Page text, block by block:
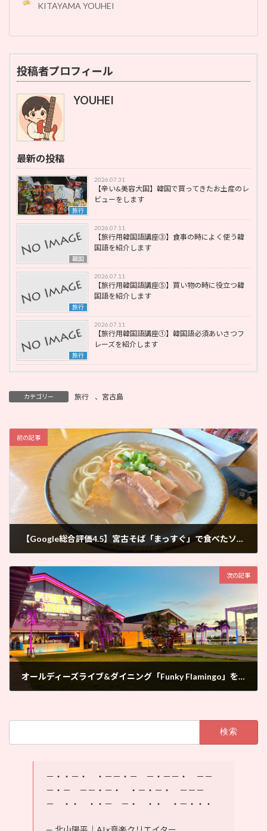
KITAYAMA YOUHEI
投稿者プロフィール
YOUHEI
最新の投稿
旅行
2026.07.31
【辛い&美容大国】韓国で買ってきたお土産のレ
ビューをします
韓国
2026.07.11
【旅行用韓国語講座③】食事の時によく使う韓
国語を紹介します
旅行
2026.07.11
【旅行用韓国語講座⑤】買い物の時に役立つ韓
国語を紹介します
旅行
2026.07.11
【旅行用韓国語講座①】韓国語必須あいさつフ
レーズを紹介します
カテゴリー 旅行 、 宮古島
前の記事
【Google総合評価4.5】宮古そば「まっすぐ」で食べたソウルフード
次の記事
オールディーズライブ&ダイニング「Funky Flamingo」を散策したレポート
－・・－・ ・－－・－ －・－－・ －－
－・－ －－・－・ ・－・－・ －－－
－ ・・ ・・－ －・ ・・ ・－・・・